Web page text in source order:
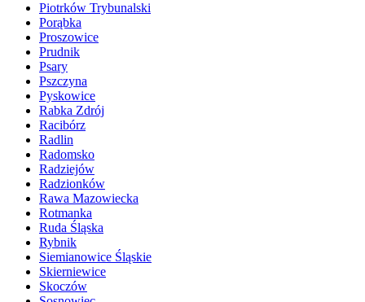
Piotrków Trybunalski
Porąbka
Proszowice
Prudnik
Psary
Pszczyna
Pyskowice
Rabka Zdrój
Racibórz
Radlin
Radomsko
Radziejów
Radzionków
Rawa Mazowiecka
Rotmanka
Ruda Śląska
Rybnik
Siemianowice Śląskie
Skierniewice
Skoczów